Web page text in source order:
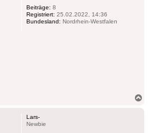
Beiträge: 8
Registriert: 25.02.2022, 14:36
Bundesland: Nordrhein-Westfalen
Lars-
Newbie